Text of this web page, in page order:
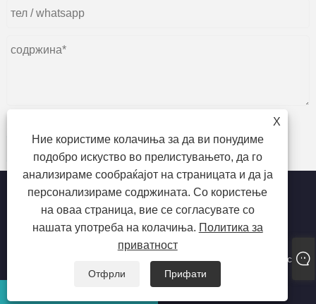
поднесете
X
Ние користиме колачиња за да ви понудиме
подобро искуство во прелистувањето, да го
анализираме сообраќајот на страницата и да ја
персонализираме содржината. Со користење
на оваа страница, вие се согласувате со
нашата употреба на колачиња. Политика за
приватност
Отфрли
Прифати
Авторски права © 2023 Dongguan beiente материјали за
пакување Co., Ltd. - пластични кеси за храна, индустриски
пластични кеси, ламинирана пластична кеса - сите права се